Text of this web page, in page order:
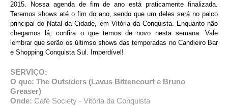
2015. Nossa agenda de fim de ano está praticamente finalizada.
Teremos shows até o fim do ano, sendo que um deles será no palco
principal do Natal da Cidade, em Vitória da Conquista. Enquanto não
chegamos lá, confira o que temos de novo nesta semana. Vale
lembrar que serão os últimso shows das temporadas no Candieiro Bar
e Shopping Conquista Sul. Imperdível!
SERVIÇO:
O que: The Outsiders (Lavus Bittencourt e Bruno
Greaser)
Onde: Café Society - Vitória da Conquista